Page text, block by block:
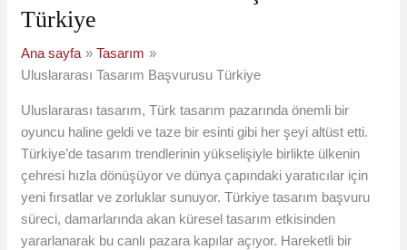
Türkiye
Ana sayfa
Tasarım
Uluslararası Tasarım Başvurusu Türkiye
Uluslararası tasarım, Türk tasarım pazarında önemli bir
oyuncu haline geldi ve taze bir esinti gibi her şeyi altüst etti.
Türkiye’de tasarım trendlerinin yükselişiyle birlikte ülkenin
çehresi hızla dönüşüyor ve dünya çapındaki yaratıcılar için
yeni fırsatlar ve zorluklar sunuyor. Türkiye tasarım başvuru
süreci, damarlarında akan küresel tasarım etkisinden
yararlanarak bu canlı pazara kapılar açıyor. Hareketli bir